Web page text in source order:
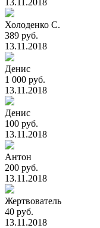
13.11.2018
Холоденко С.
389 руб.
13.11.2018
Денис
1 000 руб.
13.11.2018
Денис
100 руб.
13.11.2018
Антон
200 руб.
13.11.2018
Жертвователь
40 руб.
13.11.2018